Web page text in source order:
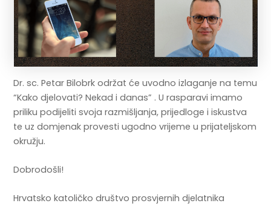
Dr. sc. Petar Bilobrk održat će uvodno izlaganje na temu
“Kako djelovati? Nekad i danas” . U rasparavi imamo
priliku podijeliti svoja razmišljanja, prijedloge i iskustva
te uz domjenak provesti ugodno vrijeme u prijateljskom
okružju.
Dobrodošli!
Hrvatsko katoličko društvo prosvjernih djelatnika